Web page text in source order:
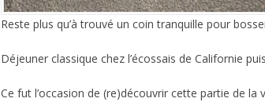
Reste plus qu’à trouvé un coin tranquille pour
Déjeuner classique chez l’écossais de Californie
Ce fut l’occasion de (re)découvrir cette partie de